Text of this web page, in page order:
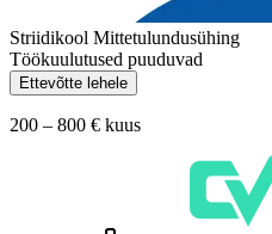
Striidikool Mittetulundusühing
Töökuulutused puuduvad
Ettevõtte lehele
200 – 800 € kuus